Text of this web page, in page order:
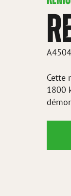
Cette
1800